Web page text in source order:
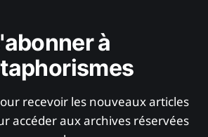
à
recevoir les nouveaux articles
accéder aux archives réservées